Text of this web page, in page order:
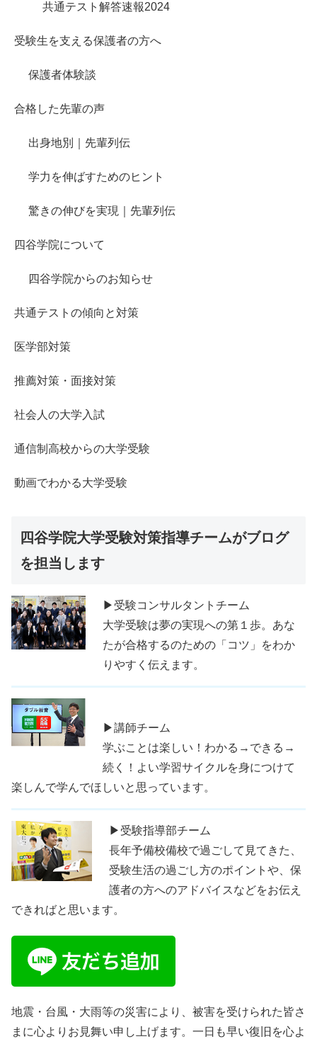
共通テスト解答速報2024
受験生を支える保護者の方へ
保護者体験談
合格した先輩の声
出身地別｜先輩列伝
学力を伸ばすためのヒント
驚きの伸びを実現｜先輩列伝
四谷学院について
四谷学院からのお知らせ
共通テストの傾向と対策
医学部対策
推薦対策・面接対策
社会人の大学入試
通信制高校からの大学受験
動画でわかる大学受験
四谷学院大学受験対策指導チームがブログ
を担当します
▶受験コンサルタントチーム
大学受験は夢の実現への第１歩。あな
たが合格するのための「コツ」をわか
りやすく伝えます。
▶講師チーム
学ぶことは楽しい！わかる→できる→
続く！よい学習サイクルを身につけて
楽しんで学んでほしいと思っています。
▶受験指導部チーム
長年予備校備校で過ごして見てきた、
受験生活の過ごし方のポイントや、保
護者の方へのアドバイスなどをお伝え
できればと思います。
地震・台風・大雨等の災害により、被害を受けられた皆さ
まに心よりお見舞い申し上げます。一日も早い復旧を心よ